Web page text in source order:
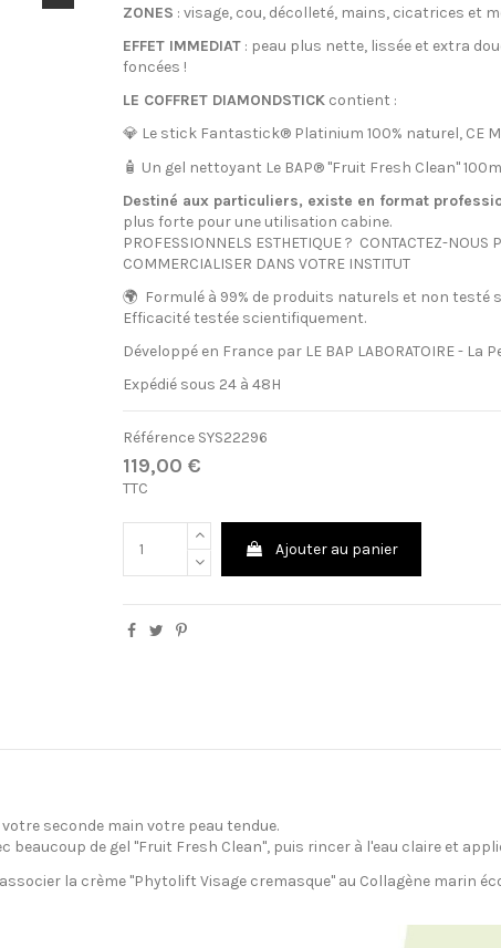
ZONES : visage, cou, décolleté, mains, cicatrices et
EFFET IMMEDIAT : peau plus nette, lissée et extra
foncées !
LE COFFRET DIAMONDSTICK contient :
💎 Le stick Fantastick® Platinium 100% naturel, CE
🧴 Un gel nettoyant Le BAP® "Fruit Fresh Clean"
Destiné aux particuliers, existe en format
plus forte pour une utilisation cabine.
PROFESSIONNELS ESTHETIQUE ? CONTACTEZ-NOUS
COMMERCIALISER DANS VOTRE INSTITUT
🌍 Formulé à 99% de produits naturels et non testé
Efficacité testée scientifiquement.
Développé en France par LE BAP LABORATOIRE -
Expédié sous 24 à 48H
Référence SYS22296
119,00 €
TTC
Ajouter au panier
seconde main votre peau tendue.
beaucoup de gel "Fruit Fresh Clean", puis rincer à l'eau claire et
la crème "Phytolift Visage cremasque" au Collagène marin